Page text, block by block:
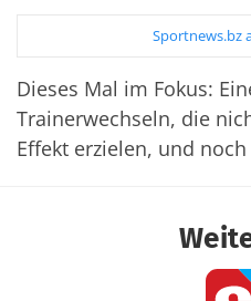
Sportnews.bz
Dieses Mal im Fokus:
Trainerwechseln, die
Effekt erzielen, und